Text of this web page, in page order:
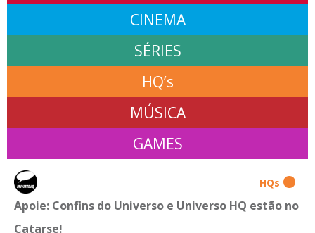
CINEMA
SÉRIES
HQ’s
MÚSICA
GAMES
HQs
Apoie: Confins do Universo e Universo HQ estão no
Catarse!